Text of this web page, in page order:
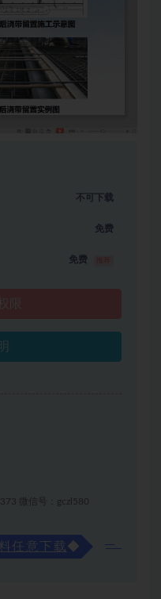
不可下载
免费
免费
微信号：gczl580
任意下载◆